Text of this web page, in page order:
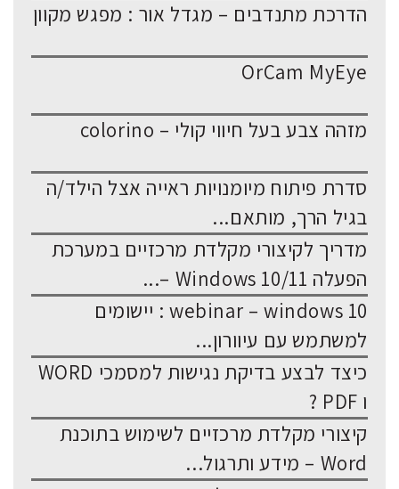
הדרכת מתנדבים – מגדל אור : מפגש מקוון
OrCam MyEye
מזהה צבע בעל חיווי קולי – colorino
סדרת פיתוח מיומנויות ראייה אצל הילד/ה
בגיל הרך, מותאם...
מדריך לקיצורי מקלדת מרכזיים במערכת
הפעלה Windows 10/11 –...
webinar – windows 10 : יישומים
למשתמש עם עיוורון...
כיצד לבצע בדיקת נגישות למסמכי WORD
ו PDF ?
קיצורי מקלדת מרכזיים לשימוש בתוכנת
Word – מידע ותרגול...